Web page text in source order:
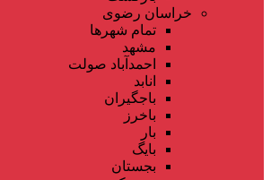
خراسان رضوی
تمام شهر‌ها
مشهد
احمدآباد صولت
انابد
باجگیران
باخرز
بار
بایگ
بجستان